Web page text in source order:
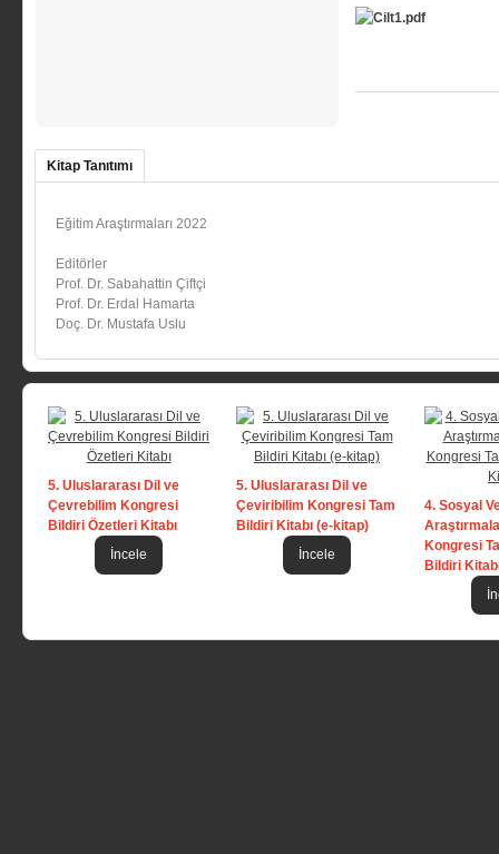
Kitap Tanıtımı
Eğitim Araştırmaları 2022
Editörler
Prof. Dr. Sabahattin Çiftçi
Prof. Dr. Erdal Hamarta
Doç. Dr. Mustafa Uslu
5. Uluslararası Dil ve
Çevrebilim Kongresi
Bildiri Özetleri Kitabı
İncele
5. Uluslararası Dil ve
Çeviribilim Kongresi Tam
Bildiri Kitabı (e-kitap)
İncele
4. Sosyal
Kongresi
Bildiri